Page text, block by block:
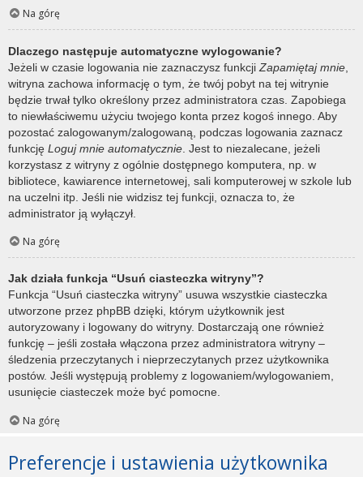
Na górę
Dlaczego następuje automatyczne wylogowanie?
Jeżeli w czasie logowania nie zaznaczysz funkcji Zapamiętaj mnie
witryna zachowa informację o tym, że twój pobyt na tej witrynie
będzie trwał tylko określony przez administratora czas. Zapobiega
to niewłaściwemu użyciu twojego konta przez kogoś innego. Aby
pozostać zalogowanym/zalogowaną, podczas logowania zaznacz
funkcję Loguj mnie automatycznie . Jest to niezalecane, jeżeli
korzystasz z witryny z ogólnie dostępnego komputera, np. w
bibliotece, kawiarence internetowej, sali komputerowej w szkole lub
na uczelni itp. Jeśli nie widzisz tej funkcji, oznacza to, że
administrator ją wyłączył.
Na górę
Jak działa funkcja “Usuń ciasteczka witryny”?
Funkcja “Usuń ciasteczka witryny” usuwa wszystkie ciasteczka
utworzone przez phpBB dzięki, którym użytkownik jest
autoryzowany i logowany do witryny. Dostarczają one również
funkcję – jeśli została włączona przez administratora witryny –
śledzenia przeczytanych i nieprzeczytanych przez użytkownika
postów. Jeśli występują problemy z logowaniem/wylogowaniem,
usunięcie ciasteczek może być pomocne.
Na górę
Preferencje i ustawienia użytkownika